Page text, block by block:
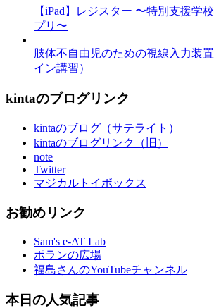
【iPad】レジスター 〜特別支援学
プリ〜
肢体不自由児のための視線入力装
イン講習）
kintaのブログリンク
kintaのブログ（サテライト）
kintaのブログリンク（旧）
note
Twitter
マジカルトイボックス
お勧めリンク
Sam's e-AT Lab
ポランの広場
福島さんのYouTubeチャンネル
本日の人気記事